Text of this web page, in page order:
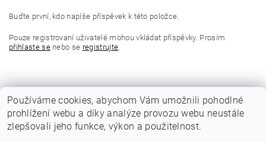
Buďte první, kdo napíše příspěvek k této položce.
Pouze registrovaní uživatelé mohou vkládat příspěvky. Prosím
přihlaste senebo se registrujte
Používáme cookies, abychom Vám umožnili pohodlné
prohlížení webu a díky analýze provozu webu neustále
zlepšovali jeho funkce, výkon a použitelnost.